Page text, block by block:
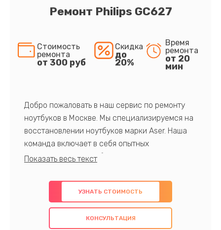
Ремонт Philips GC627
Стоимость
ремонта
от 300 руб
Скидка
до
20%
Время
ремонта
от 20
мин
Добро пожаловать в наш сервис по ремонту
ноутбуков в Москве. Мы специализируемся на
восстановлении ноутбуков марки Aser. Наша
команда включает в себя опытных
профессионалов с обширными знаниями и
предлагаем быстрый и качественный ремонт с
использованием оригинальных компонентов, а
также гарантируем качество всех
проведенных работ. Наша цель - предоставить
УЗНАТЬ СТОИМОСТЬ
КОНСУЛЬТАЦИЯ